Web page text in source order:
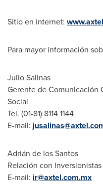
Sitio en internet:
Para mayor información
Julio Salinas
Gerente de Comunicación
Social
Tel. (01-81) 8114 1144
E-mail:
Adrián de los Santos
Relación con Inversionistas
E-mail: ir@axtel.com.mx